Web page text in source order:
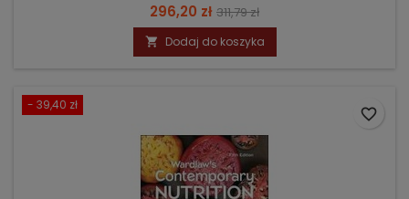
Cena
296,20 zł Cena
podstawowa
311,79 zł
 Dodaj do koszyka
- 39,40 zł
favorite_border